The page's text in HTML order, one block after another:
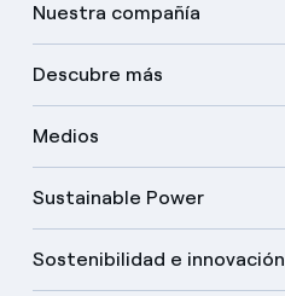
Nuestra compañía
Descubre más
Medios
Sustainable Power
Sostenibilidad e innovación